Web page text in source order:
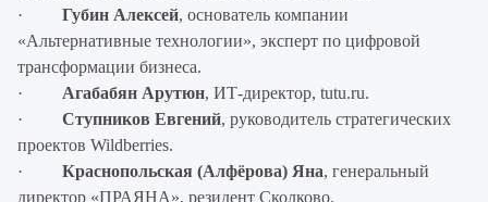
·
Губин Алексей, основатель компании
«Альтернативные технологии», эксперт по цифровой
трансформации бизнеса.
· Агабабян Арутюн, ИТ-директор, tutu.ru.
· Ступников Евгений, руководитель стратегических
проектов Wildberries.
· Краснопольская (Алфёрова) Яна, генеральный
директор «ПРАЯНА», резидент Сколково.